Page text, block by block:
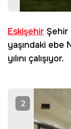
Eskişehir Şehir
yaşındaki ebe
yılını çalışıyor.
2